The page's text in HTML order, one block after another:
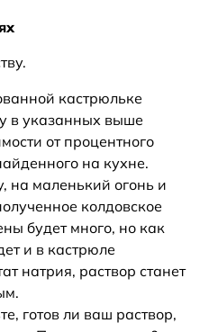
кастрюльке
в указанных выше
от процентного
на кухне.
на маленький огонь и
колдовское
будет много, но как
и в кастрюле
натрия, раствор станет
готов ли ваш раствор,